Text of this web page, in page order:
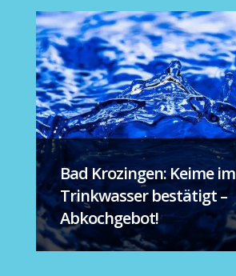
Bad Krozingen: Keime im
Trinkwasser bestätigt –
Abkochgebot!